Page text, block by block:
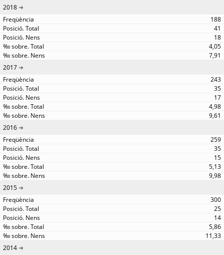
2018
188
41
18
4,05
7,91
2017
243
35
17
4,98
9,61
2016
259
35
15
5,13
9,98
2015
300
25
14
5,86
11,33
2014